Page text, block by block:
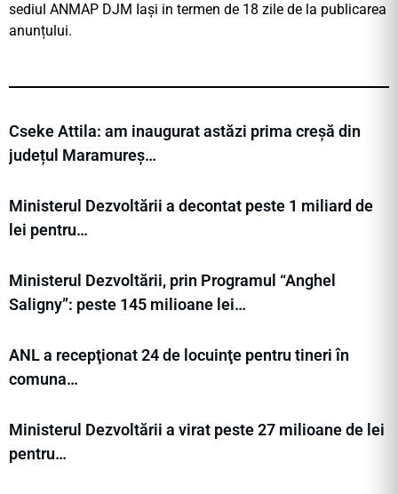
sediul ANMAP DJM Iași in termen de 18 zile de la publicarea
anunțului.
Cseke Attila: am inaugurat astăzi prima creșă din
județul Maramureș…
Ministerul Dezvoltării a decontat peste 1 miliard de
lei pentru…
Ministerul Dezvoltării, prin Programul “Anghel
Saligny”: peste 145 milioane lei…
ANL a recepţionat 24 de locuinţe pentru tineri în
comuna…
Ministerul Dezvoltării a virat peste 27 milioane de lei
pentru…